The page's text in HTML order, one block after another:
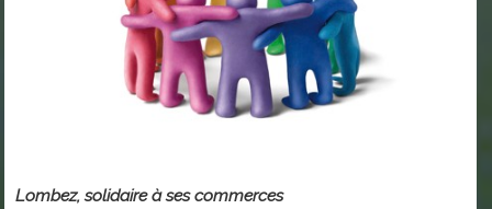
Lombez, solidaire à ses commerces